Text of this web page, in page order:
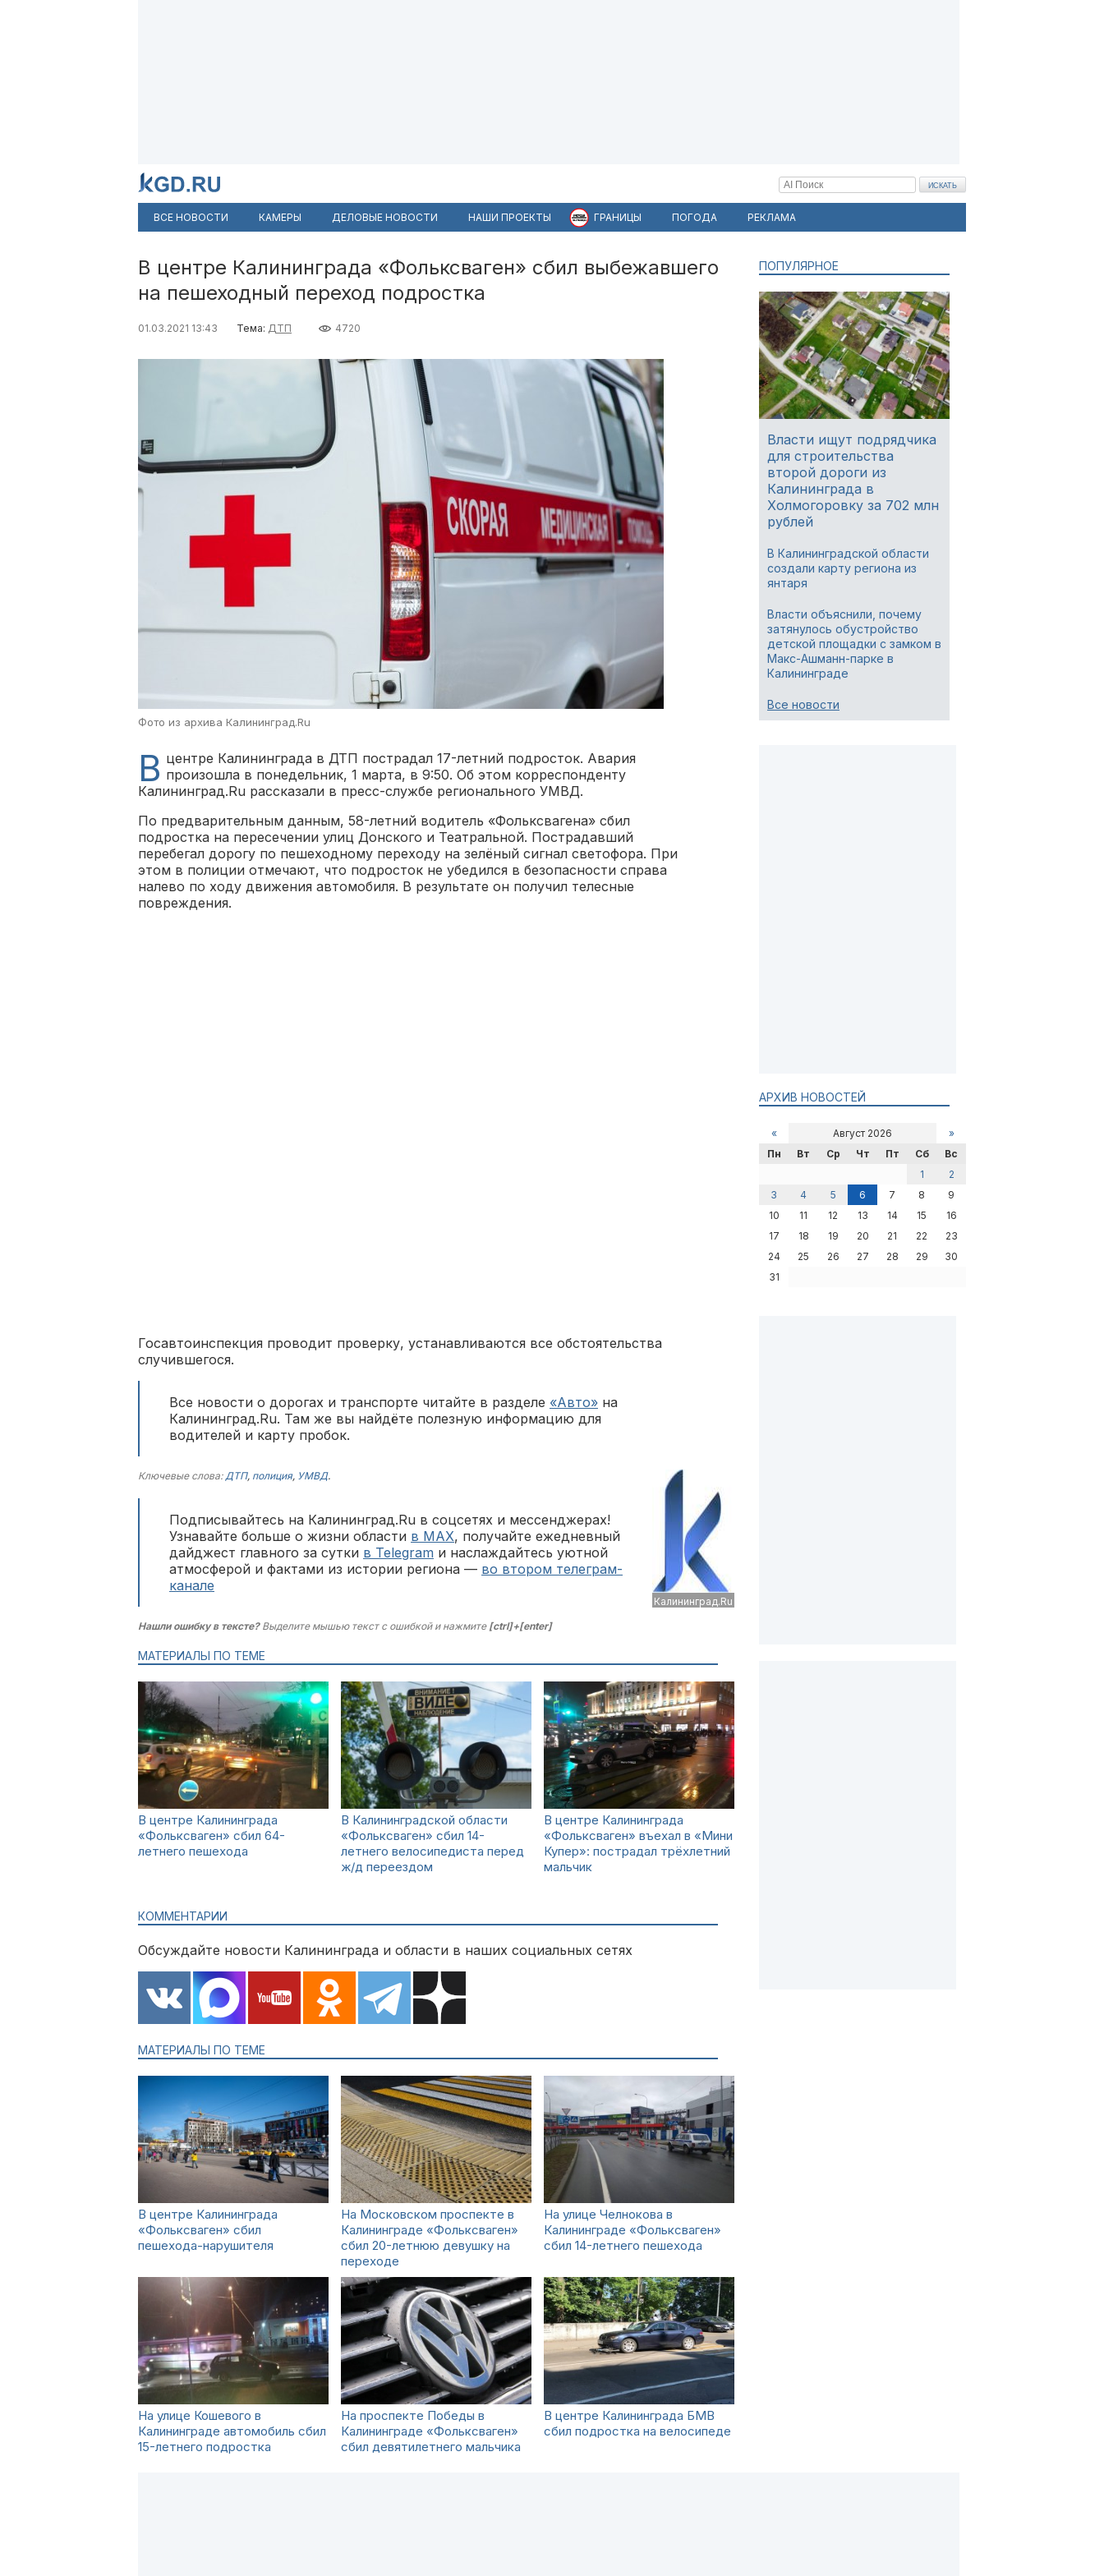
ВСЕ НОВОСТИ КАМЕРЫ ДЕЛОВЫЕ НОВОСТИ НАШИ ПРОЕКТЫ ГРАНИЦЫ ПОГОДА РЕКЛАМА
В центре Калининграда «Фольксваген» сбил выбежавшего
на пешеходный переход подростка
01.03.2021 13:43 Тема: ДТП 4720
Фото из архива Калининград.Ru
В центре Калининграда в ДТП пострадал 17-летний подросток. Авария
произошла в понедельник, 1 марта, в 9:50. Об этом корреспонденту
Калининград.Ru рассказали в пресс-службе регионального УМВД.
По предварительным данным, 58-летний водитель «Фольксвагена» сбил
подростка на пересечении улиц Донского и Театральной. Пострадавший
перебегал дорогу по пешеходному переходу на зелёный сигнал светофора. При
этом в полиции отмечают, что подросток не убедился в безопасности справа
налево по ходу движения автомобиля. В результате он получил телесные
повреждения.
Госавтоинспекция проводит проверку, устанавливаются все обстоятельства
случившегося.
Все новости о дорогах и транспорте читайте в разделе «Авто» на
Калининград.Ru. Там же вы найдёте полезную информацию для
водителей и карту пробок.
Калининград.Ru
Ключевые слова:ДТП, полиция, УМВД.
Подписывайтесь на Калининград.Ru в соцсетях и мессенджерах!
Узнавайте больше о жизни области в MAX, получайте ежедневный
дайджест главного за сутки в Telegram и наслаждайтесь уютной
атмосферой и фактами из истории региона — во втором телеграм-
канале
Нашли ошибку в тексте?Выделите мышью текст с ошибкой и нажмите [ctrl]+[enter]
МАТЕРИАЛЫ ПО ТЕМЕ
В центре Калининграда
«Фольксваген» сбил 64-
летнего пешехода
В Калининградской области
«Фольксваген» сбил 14-
летнего велосипедиста перед
ж/д переездом
В центре Калининграда
«Фольксваген» въехал в «Мини
Купер»: пострадал трёхлетний
мальчик
КОММЕНТАРИИ
Обсуждайте новости Калининграда и области в наших социальных сетях
МАТЕРИАЛЫ ПО ТЕМЕ
В центре Калининграда
«Фольксваген» сбил
пешехода-нарушителя
На Московском проспекте в
Калининграде «Фольксваген»
сбил 20-летнюю девушку на
переходе
На улице Челнокова в
Калининграде «Фольксваген»
сбил 14-летнего пешехода
На улице Кошевого в
Калининграде автомобиль сбил
15-летнего подростка
На проспекте Победы в
Калининграде «Фольксваген»
сбил девятилетнего мальчика
В центре Калининграда БМВ
сбил подростка на велосипеде
ПОПУЛЯРНОЕ
Власти ищут подрядчика
для строительства
второй дороги из
Калининграда в
Холмогоровку за 702 млн
рублей
В Калининградской области
создали карту региона из
янтаря
Власти объяснили, почему
затянулось обустройство
детской площадки с замком в
Макс-Ашманн-парке в
Калининграде
Все новости
АРХИВ НОВОСТЕЙ
« Август 2026
»
Пн
Вт Ср Чт Пт Сб
Вс
1
2
3
4 5 6 7 8
9
10
11 12 13 14 15
16
17
18 19 20 21 22
23
24
25 26 27 28 29
30
31